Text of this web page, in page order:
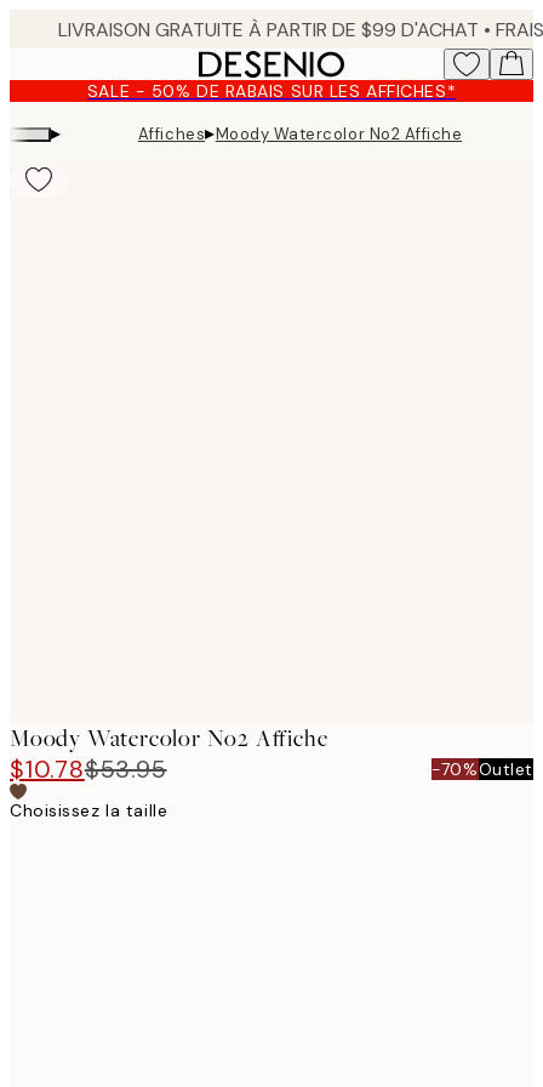
content.SALE - 50% DE RABAIS SUR LES AFFICHES*
▸ Affiches▸Moody Watercolor No2 Affiche
Moody Watercolor No2 Affiche
$10.78$53.95 -70%Outlet
Choisissez la taille